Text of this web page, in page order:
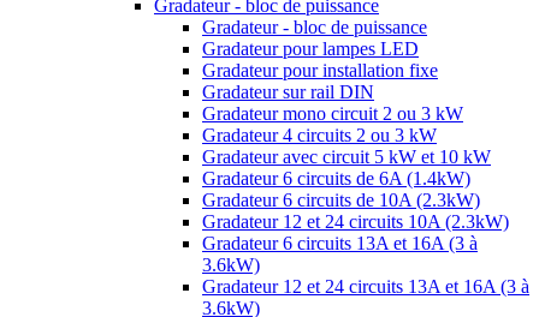
Gradateur - bloc de puissance
Gradateur - bloc de puissance
Gradateur pour lampes LED
Gradateur pour installation fixe
Gradateur sur rail DIN
Gradateur mono circuit 2 ou 3 kW
Gradateur 4 circuits 2 ou 3 kW
Gradateur avec circuit 5 kW et 10 kW
Gradateur 6 circuits de 6A (1.4kW)
Gradateur 6 circuits de 10A (2.3kW)
Gradateur 12 et 24 circuits 10A (2.3kW)
Gradateur 6 circuits 13A et 16A (3 à
3.6kW)
Gradateur 12 et 24 circuits 13A et 16A (3 à
3.6kW)